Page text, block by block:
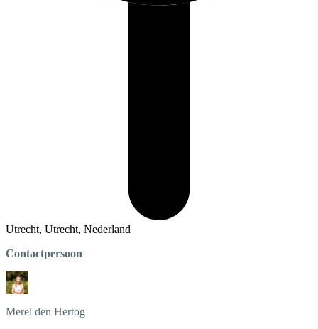
Utrecht, Utrecht, Nederland
Contactpersoon
Merel den Hertog